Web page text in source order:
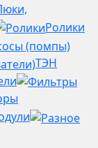
Ролики
ТЭН